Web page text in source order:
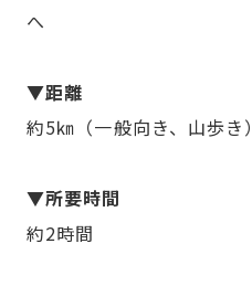
へ
▼距離
約5㎞（一般向き、山歩き）
▼所要時間
約2時間